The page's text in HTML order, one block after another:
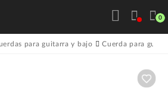
0
para guitarra y bajo Cuerda para